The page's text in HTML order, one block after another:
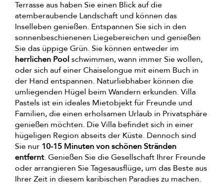
Terrasse aus haben Sie einen Blick auf die
atemberaubende Landschaft und können das
Inselleben genießen. Entspannen Sie sich in den
sonnenbeschienenen Liegebereichen und genießen
Sie das üppige Grün. Sie können entweder im
herrlichen Poolschwimmen, wann immer Sie wollen,
oder sich auf einer Chaiselongue mit einem Buch in
der Hand entspannen. Naturliebhaber können die
umliegenden Hügel beim Wandern erkunden. Villa
Pastels ist ein ideales Mietobjekt für Freunde und
Familien, die einen erholsamen Urlaub in Privatsphäre
genießen möchten. Die Villa befindet sich in einer
hügeligen Region abseits der Küste. Dennoch sind
Sie nur 10-15 Minuten von schönen Stränden
entfernt. Genießen Sie die Gesellschaft Ihrer Freunde
oder arrangieren Sie Tagesausflüge, um das Beste aus
Ihrer Zeit in diesem karibischen Paradies zu machen.